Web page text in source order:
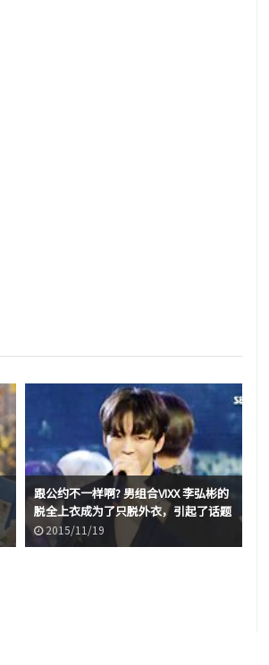
跟公约不一样啊? 男组合VIXX 李弘彬的
脱全上衣成为了只脱外衣，引起了话题
2015/11/19